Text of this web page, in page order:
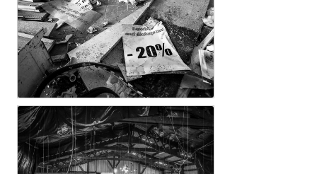
C....e